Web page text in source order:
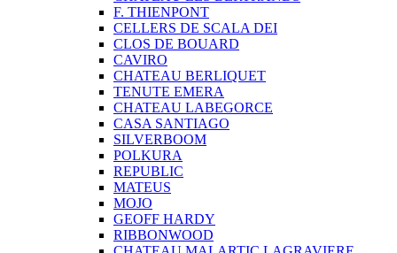
F. THIENPONT
CELLERS DE SCALA DEI
CLOS DE BOUARD
CAVIRO
CHATEAU BERLIQUET
TENUTE EMERA
CHATEAU LABEGORCE
CASA SANTIAGO
SILVERBOOM
POLKURA
REPUBLIC
MATEUS
MOJO
GEOFF HARDY
RIBBONWOOD